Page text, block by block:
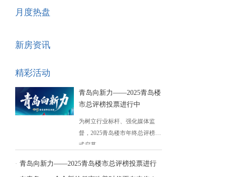
月度热盘
新房资讯
精彩活动
青岛向新力——2025青岛楼
市总评榜投票进行中
为树立行业标杆、强化媒体监
督，2025青岛楼市年终总评榜正
式启幕。
· 青岛向新力——2025青岛楼市总评榜投票进行